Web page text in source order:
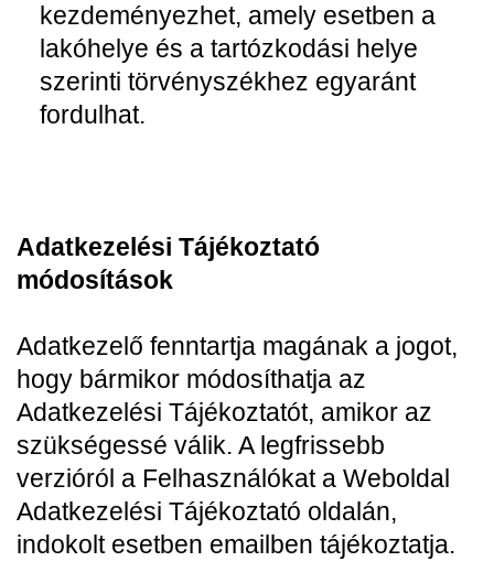
kezdeményezhet, amely esetben a
lakóhelye és a tartózkodási helye
szerinti törvényszékhez egyaránt
fordulhat.
Adatkezelési Tájékoztató
módosítások
Adatkezelő fenntartja magának a jogot,
hogy bármikor módosíthatja az
Adatkezelési Tájékoztatót, amikor az
szükségessé válik. A legfrissebb
verzióról a Felhasználókat a Weboldal
Adatkezelési Tájékoztató oldalán,
indokolt esetben emailben tájékoztatja.